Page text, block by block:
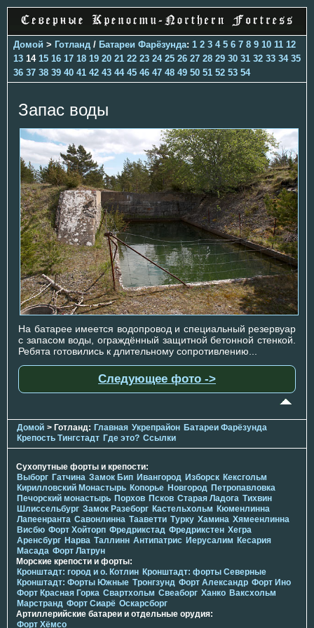
Домой > Готланд / Батареи Фарёзунда: 1 2 3 4 5 6 7 8 9 10 11 12
13 14 15 16 17 18 19 20 21 22 23 24 25 26 27 28 29 30 31 32 33 34 35
36 37 38 39 40 41 42 43 44 45 46 47 48 49 50 51 52 53 54
Запас воды
На батарее имеется водопровод и специальный резервуар
с запасом воды, ограждённый защитной бетонной стенкой.
Ребята готовились к длительному сопротивлению...
Следующее фото ->
Домой > Готланд: Главная Укрепрайон Батареи Фарёзунда
Крепость Тингстадт Где это? Ссылки
Сухопутные форты и крепости:
Выборг Гатчина Замок Бип Ивангород Изборск Кексгольм
Кирилловский Монастырь Копорье Новгород Петропавловка
Печорcкий монастырь Порхов Псков Старая Ладога Тихвин
Шлиссельбург Замок Разеборг Кастельхольм Кюменлинна
Лапеенранта Савонлинна Тааветти Турку Хамина Хямеенлинна
Висбю Форт Хойторп Фредрикстад Фредрикстен Хегра
Аренсбург Нарва Таллинн Антипатрис Иерусалим Кесария
Масада Форт Латрун
Морские крепости и форты:
Кронштадт: город и о. Котлин Кронштадт: форты Северные
Кронштадт: Форты Южные Тронгзунд Форт Александр Форт Ино
Форт Красная Горка Свартхольм Свеаборг Ханко Ваксхольм
Марстранд Форт Сиарё Оскарсборг
Артиллерийские батареи и отдельные орудия:
Форт Хёмсо